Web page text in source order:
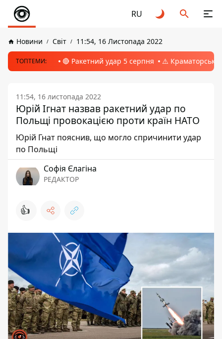
RU
Новини Світ 11:54, 16 Листопада 2022
ТОПТЕМИ: 🔴 Ракетний удар 5 серпня ⚠️ Краматорськ,
11:54, 16 листопада 2022
Юрій Ігнат назвав ракетний удар по
Польщі провокацією проти країн НАТО
Юрій Гнат пояснив, що могло спричинити удар
по Польщі
Софія Єлагіна
РЕДАКТОР
👍